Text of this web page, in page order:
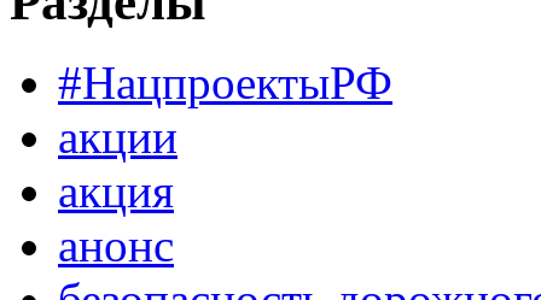
#НацпроектыРФ
акции
акция
анонс